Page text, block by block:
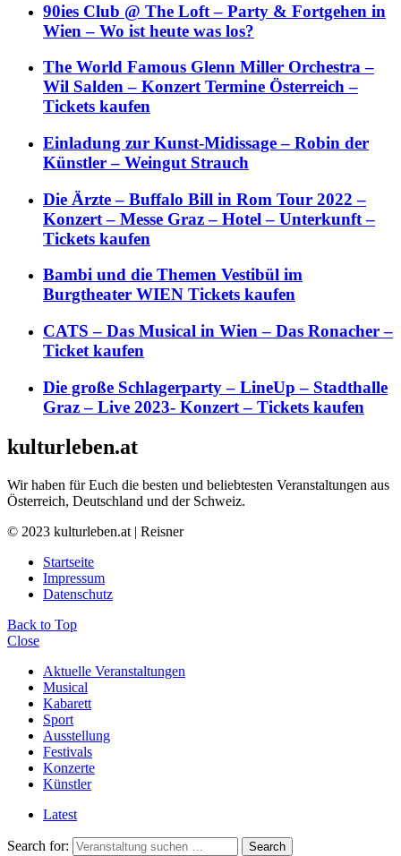
90ies Club @ The Loft – Party & Fortgehen in
Wien – Wo ist heute was los?
The World Famous Glenn Miller Orchestra –
Wil Salden – Konzert Termine Österreich –
Tickets kaufen
Einladung zur Kunst-Midissage – Robin der
Künstler – Weingut Strauch
Die Ärzte – Buffalo Bill in Rom Tour 2022 –
Konzert – Messe Graz – Hotel – Unterkunft –
Tickets kaufen
Bambi und die Themen Vestibül im
Burgtheater WIEN Tickets kaufen
CATS – Das Musical in Wien – Das Ronacher –
Ticket kaufen
Die große Schlagerparty – LineUp – Stadthalle
Graz – Live 2023- Konzert – Tickets kaufen
kulturleben.at
Wir haben für Euch die besten und beliebtesten Veranstaltungen aus
Österreich, Deutschland und der Schweiz.
© 2023 kulturleben.at | Reisner
Startseite
Impressum
Datenschutz
Back to Top
Close
Aktuelle Veranstaltungen
Musical
Kabarett
Sport
Ausstellung
Festivals
Konzerte
Künstler
Latest
Search for: Search